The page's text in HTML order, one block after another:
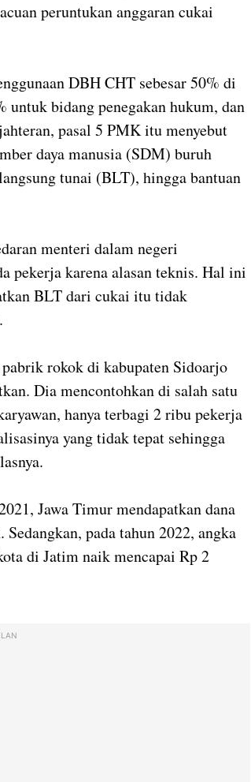
peruntukan anggaran cukai
DBH CHT sebesar 50% di
untuk bidang penegakan hukum, dan
pasal 5 PMK itu menyebut
daya manusia (SDM) buruh
tunai (BLT), hingga bantuan
menteri dalam negeri
pekerja karena alasan teknis. Hal ini
BLT dari cukai itu tidak
rokok di kabupaten Sidoarjo
Dia mencontohkan di salah satu
hanya terbagi 2 ribu pekerja
yang tidak tepat sehingga
Jawa Timur mendapatkan dana
pada tahun 2022, angka
di Jatim naik mencapai Rp 2